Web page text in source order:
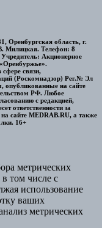
Оренбургская область, г.
Милицкая. Телефон: 8
Акционерное
связи,
(Роскомнадзор) Рег.№ Эл
на сайте
РФ. Любое
с редакцией,
ответственности за
сайте MEDRAB.RU, а также
16+
метрических
том числе с
использование
ваших
метрических